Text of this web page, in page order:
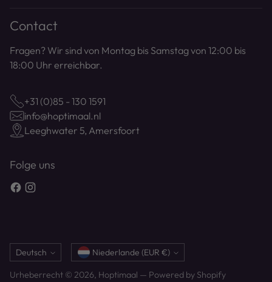
Contact
Fragen? Wir sind von Montag bis Samstag von 12:00 bis
18:00 Uhr erreichbar.
+31 (0)85 - 130 1591
info@hoptimaal.nl
Leeghwater 5, Amersfoort
Folge uns
Sprache
Deutsch Währung Niederlande (EUR €)
Urheberrecht © 2026, Hoptimaal — Powered by Shopify